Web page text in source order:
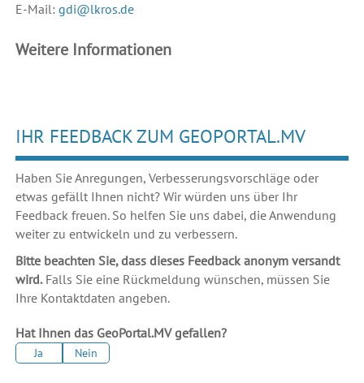
E-Mail: gdi@lkros.de
Weitere Informationen
IHR FEEDBACK ZUM GEOPORTAL.MV
Haben Sie Anregungen, Verbesserungsvorschläge oder
etwas gefällt Ihnen nicht? Wir würden uns über Ihr
Feedback freuen. So helfen Sie uns dabei, die Anwendung
weiter zu entwickeln und zu verbessern.
Bitte beachten Sie, dass dieses Feedback anonym versandt
wird.Falls Sie eine Rückmeldung wünschen, müssen Sie
Ihre Kontaktdaten angeben.
Hat Ihnen das GeoPortal.MV gefallen?
Ja Nein